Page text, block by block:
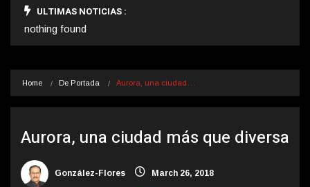
ULTIMAS NOTICIAS :
nothing found
Home De Portada Aurora, una ciudad…
Aurora, una ciudad más que diversa
González-Flores March 26, 2018